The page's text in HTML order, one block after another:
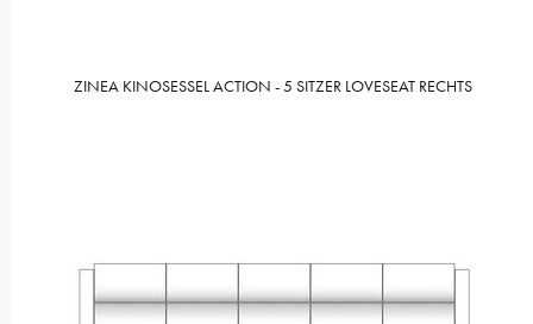
ZINEA KINOSESSEL ACTION - 5 SITZER LOVESEAT RECHTS